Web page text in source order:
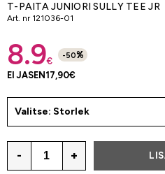
T-PAITA JUNIORI SULLY TEE JR
Art. nr 121036-01
8.9€
-50%
EI JÄSEN 17,90€
Valitse: Storlek
- +